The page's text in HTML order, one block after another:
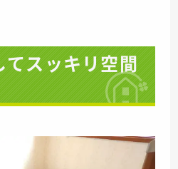
スッキリ空間